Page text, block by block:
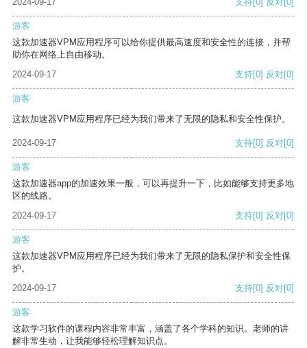
游客
这款加速器VPM应用程序可以给你提供最高速度和安全性的连接，并帮
助你在网络上自由移动。
2024-09-17
支持[0] 反对[0]
游客
这款加速器VPM应用程序已经为我们带来了无限的隐私和安全性保护。
2024-09-17 支持[0] 反对[0]
游客
这款加速器app的加速效果一般，可以再提升一下，比如能够支持更多地
区的线路。
2024-09-17
支持[0] 反对[0]
游客
这款加速器VPM应用程序已经为我们带来了无限的隐私保护和安全性保
护。
2024-09-17
支持[0] 反对[0]
游客
这款学习软件的课程内容非常丰富，涵盖了各个学科的知识。老师的讲
解非常生动，让我能够轻松理解知识点。